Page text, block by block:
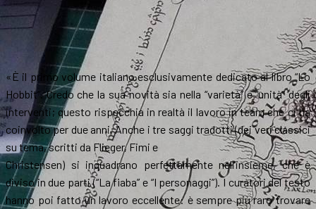
«È il primo volume italiano esclusivamente dedicato al libro “Lo
Hobbit”. Credo che la sua novità sia nella “varietà” e “unità” degli
interventi; questo rispecchia in realtà il lavoro in team che ci ha
coinvolto per due anni. Anche i tre saggi tradotti (dei veri classici
su tema, scritti da Flieger, Fimi e
Christensen) si inquadrano perfettamente nell’insieme, che è
diviso in due parti (“La fiaba” e “I personaggi”). I curatori del testo
hanno poi fatto un lavoro eccellente: è sempre più raro trovare